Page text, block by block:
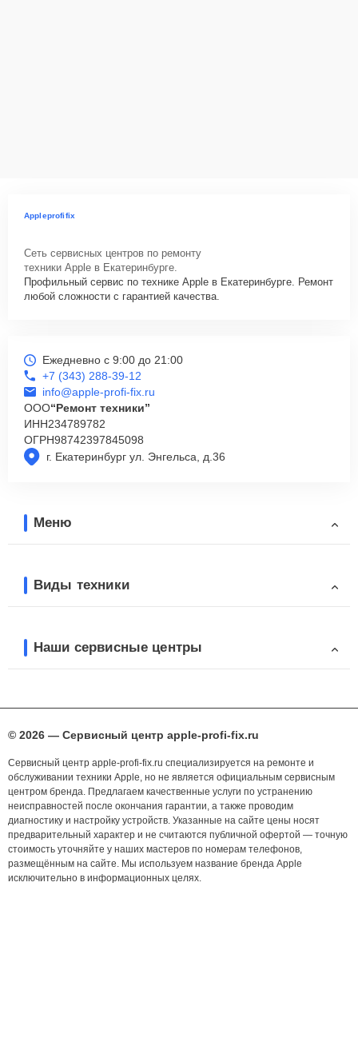
Appleprofifix
Сеть сервисных центров по ремонту
техники Apple в Екатеринбурге.
Профильный сервис по технике Apple в Екатеринбурге. Ремонт
любой сложности с гарантией качества.
г. Екатеринбург ул. Энгельса, д.36
Ежедневно с 9:00 до 21:00
+7 (343) 288-39-12
info@apple-profi-fix.ru
ООО“Ремонт техники”
ИНН234789782
ОГРН98742397845098
Меню
Виды техники
Наши сервисные центры
© 2026 — Сервисный центр apple-profi-fix.ru
Сервисный центр apple-profi-fix.ru специализируется на ремонте и
обслуживании техники Apple, но не является официальным сервисным
центром бренда. Предлагаем качественные услуги по устранению
неисправностей после окончания гарантии, а также проводим
диагностику и настройку устройств. Указанные на сайте цены носят
предварительный характер и не считаются публичной офертой — точную
стоимость уточняйте у наших мастеров по номерам телефонов,
размещённым на сайте. Мы используем название бренда Apple
исключительно в информационных целях.